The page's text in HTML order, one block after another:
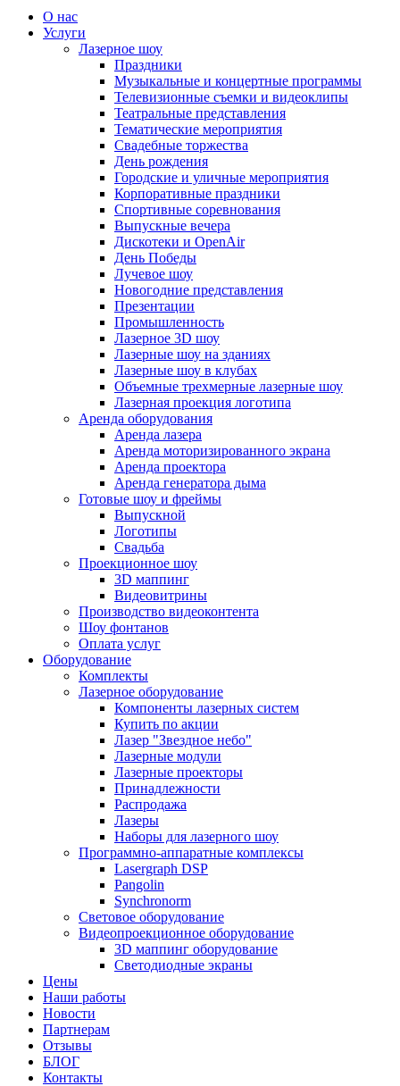
О нас
Услуги
Лазерное шоу
Праздники
Музыкальные и концертные программы
Телевизионные съемки и видеоклипы
Театральные представления
Тематические мероприятия
Свадебные торжества
День рождения
Городские и уличные мероприятия
Корпоративные праздники
Спортивные соревнования
Выпускные вечера
Дискотеки и OpenAir
День Победы
Лучевое шоу
Новогодние представления
Презентации
Промышленность
Лазерное 3D шоу
Лазерные шоу на зданиях
Лазерные шоу в клубах
Объемные трехмерные лазерные шоу
Лазерная проекция логотипа
Аренда оборудования
Аренда лазера
Аренда моторизированного экрана
Аренда проектора
Аренда генератора дыма
Готовые шоу и фреймы
Выпускной
Логотипы
Свадьба
Проекционное шоу
3D маппинг
Видеовитрины
Производство видеоконтента
Шоу фонтанов
Оплата услуг
Оборудование
Комплекты
Лазерное оборудование
Компоненты лазерных систем
Купить по акции
Лазер "Звездное небо"
Лазерные модули
Лазерные проекторы
Принадлежности
Распродажа
Лазеры
Наборы для лазерного шоу
Программно-аппаратные комплексы
Lasergraph DSP
Pangolin
Synchronorm
Световое оборудование
Видеопроекционное оборудование
3D маппинг оборудование
Светодиодные экраны
Цены
Наши работы
Новости
Партнерам
Отзывы
БЛОГ
Контакты